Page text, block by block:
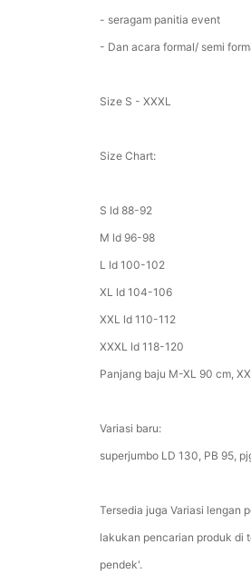
- seragam panitia event
- Dan acara formal/ semi
Size S - XXXL
Size Chart:
S ld 88-92
M ld 96-98
L ld 100-102
XL ld 104-106
XXL ld 110-112
XXXL ld 118-120
Panjang baju M-XL 90 cm,
Variasi baru:
superjumbo LD 130, PB 95,
Tersedia juga Variasi lengan
lakukan pencarian produk di
pendek'.